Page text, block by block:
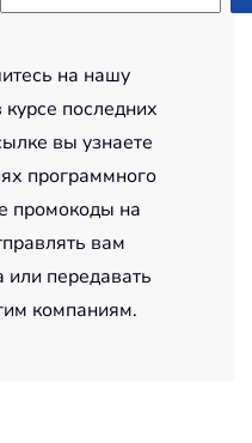
на нашу
последних
вы узнаете
программного
промокоды на
вам
передавать
компаниям.